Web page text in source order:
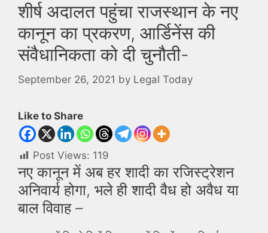
शीर्ष अदालत पहुंचा राजस्थान के नए
कानून का प्रकरण, आर्डिनेंस की
संवैधानिकता को दी चुनौती-
September 26, 2021 by Legal Today
Like to Share
Post Views: 119
नए कानून में अब हर शादी का रजिस्ट्रेशन
अनिवार्य होगा, भले ही शादी वैध हो अवैध या
बाल विवाह –